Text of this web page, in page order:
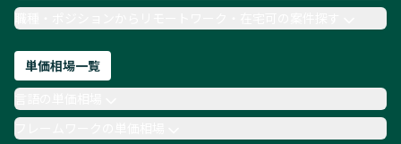
職種・ポジションからリモートワーク・在宅可の案件探す
単価相場一覧